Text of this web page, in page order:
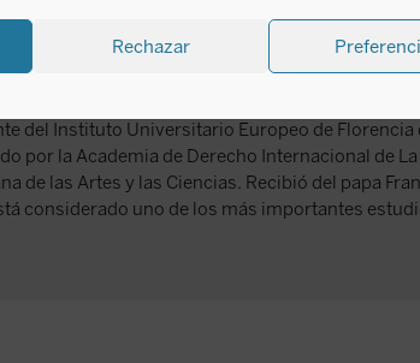
Rechazar
(Sudáfrica, 1951), constitucionalista, judío
la Unión Europea en la Facultad de Derecho de
del Centro Minda de Gunzburg de Estudios
del Instituto Universitario Europeo de Florencia
por la Academia de Derecho Internacional de
de las Artes y las Ciencias. Recibió del papa
considerado uno de los más importantes